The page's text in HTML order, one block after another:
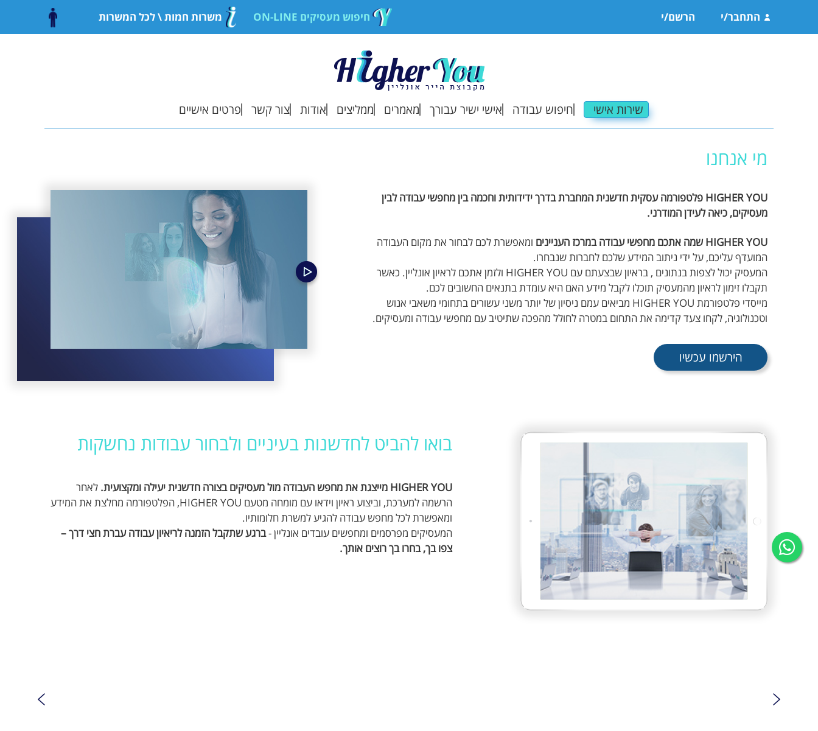
\ לכל המשרותמשרות חמות חיפוש מעסיקים ON-LINE התחבר/י הרשם/י
שירות אישי חיפוש עבודה אישי ישיר עבורך
פרטים אישיים
משרות אליהן פניתי
שירות אישי
למילוי שאלון
מאמרים ממליצים אודות צור קשר פרטים אישיים
מי אנחנו
HIGHER YOU פלטפורמה עסקית חדשנית המחברת בדרך ידידותית וחכמה בין מחפשי עבודה לבין
מעסיקים, כיאה לעידן המודרני.
HIGHER YOU שמה אתכם מחפשי עבודה במרכז העניינים
ומאפשרת לכם לבחור את מקום העבודה
המועדף עליכם, על ידי ניתוב המידע שלכם לחברות שנבחרו.
המעסיק יכול לצפות בנתונים , בראיון שבצעתם עם HIGHER YOU ולזמן אתכם לראיון אונליין. כאשר
תקבלו זימון לראיון מהמעסיק תוכלו לקבל מידע האם היא עומדת בתנאים החשובים לכם.
מייסדי פלטפורמת HIGHER YOU מביאים עמם ניסיון של יותר משני עשורים בתחומי משאבי אנוש
וטכנולוגיה, לקחו צעד קדימה את התחום במטרה לחולל מהפכה שתיטיב עם מחפשי עבודה ומעסיקים.
הירשמו עכשיו
בואו להביט לחדשנות בעיניים ולבחור עבודות נחשקות
HIGHER YOU מייצגת את מחפש העבודה מול מעסיקים בצורה חדשנית יעילה ומקצועית.
לאחר
הרשמה למערכת, וביצוע ראיון וידאו עם מומחה מטעם HIGHER YOU, הפלטפורמה מחלצת את המידע
ומאפשרת לכל מחפש עבודה להגיע למשרת חלומותיו.
המעסיקים מפרסמים ומחפשים עובדים אונליין -ברגע שתקבל הזמנה לריאיון עבודה עברת חצי דרך –
צפו בך, בחרו בך רוצים אותך.